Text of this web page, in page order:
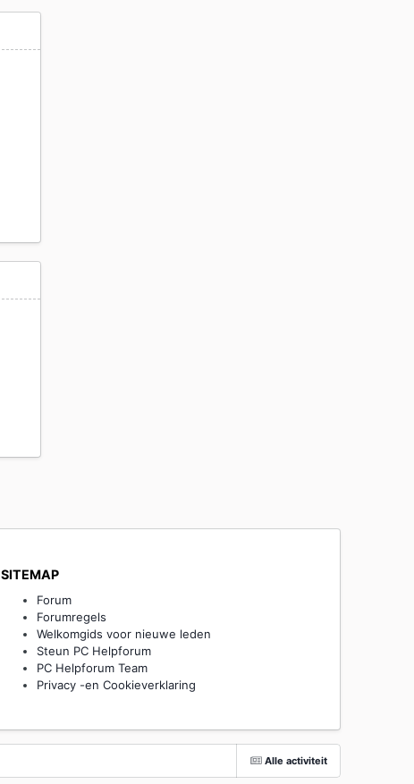
SITEMAP
Forum
Forumregels
Welkomgids voor nieuwe leden
Steun PC Helpforum
PC Helpforum Team
Privacy -en Cookieverklaring
Alle activiteit